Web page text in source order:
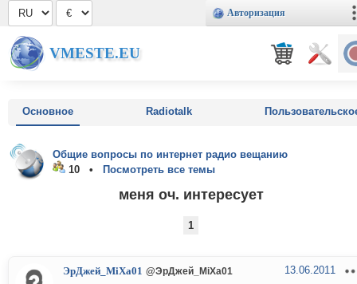
Авторизация
VMESTE.EU
Основное Radiotalk
Общие вопросы по интернет радио вещанию
10 •
Посмотреть все темы
меня оч. интересует
1
ЭрДжей_MiXa01 @ЭрДжей_MiXa01 13.06.2011